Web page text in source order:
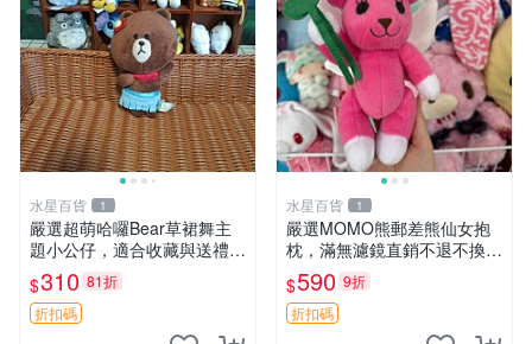
水星百貨 1
嚴選超萌哈囉Bear草裙舞主
題小公仔，適合收藏與送禮 1
00 克 哈囉Bear 草裙舞
$310 81折
折扣碼
水星百貨 1
嚴選MOMO熊郵差熊仙女抱
枕，滿無濾鏡直銷不退不換
經典造型可愛必備 紅薯啵啵
間抱枕 抱枕 時尚
$590 9折
折扣碼